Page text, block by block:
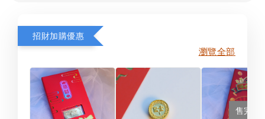
招財加購優惠
瀏覽全部
售完